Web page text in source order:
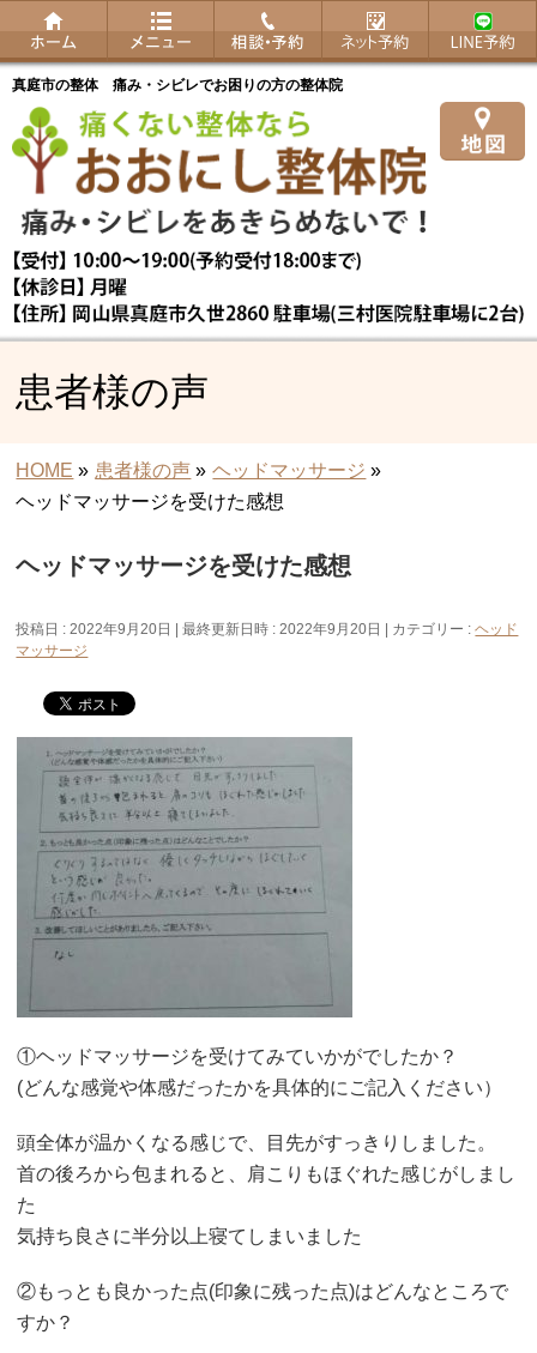
真庭市の整体 痛み・シビレでお困りの方の整体院
患者様の声
HOME » 患者様の声 » ヘッドマッサージ »
ヘッドマッサージを受けた感想
ヘッドマッサージを受けた感想
投稿日 : 2022年9月20日 最終更新日時 : 2022年9月20日 カテゴリー :ヘッド
マッサージ
①ヘッドマッサージを受けてみていかがでしたか？
(どんな感覚や体感だったかを具体的にご記入ください）
頭全体が温かくなる感じで、目先がすっきりしました。
首の後ろから包まれると、肩こりもほぐれた感じがしまし
た
気持ち良さに半分以上寝てしまいました
②もっとも良かった点(印象に残った点)はどんなところで
すか？